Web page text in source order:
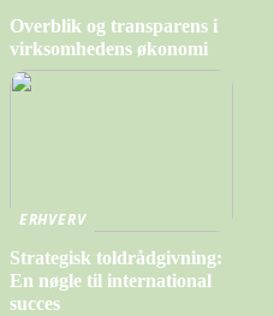
Overblik og transparens i
virksomhedens økonomi
ERHVERV
Strategisk toldrådgivning:
En nøgle til international
succes